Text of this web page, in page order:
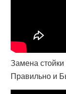
Замена
Правильно и